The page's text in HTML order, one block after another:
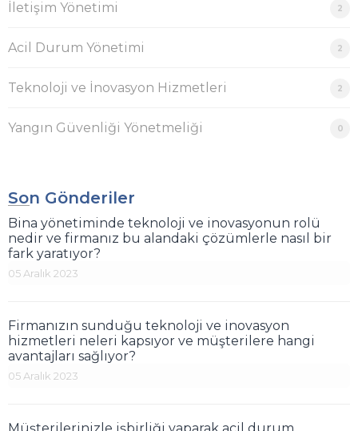
İletişim Yönetimi 2
Acil Durum Yönetimi 2
Teknoloji ve İnovasyon Hizmetleri 2
Yangın Güvenliği Yönetmeliği 0
Son Gönderiler
Bina yönetiminde teknoloji ve inovasyonun rolü
nedir ve firmanız bu alandaki çözümlerle nasıl bir
fark yaratıyor?
05 Aralık 2023
Firmanızın sunduğu teknoloji ve inovasyon
hizmetleri neleri kapsıyor ve müşterilere hangi
avantajları sağlıyor?
05 Aralık 2023